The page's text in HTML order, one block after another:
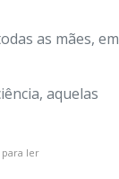
as mães, em
aquelas
ler